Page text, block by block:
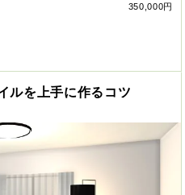
350,000円
ルを上手に作るコツ